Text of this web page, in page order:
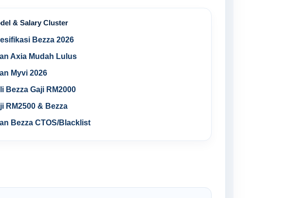
& Salary Cluster
Bezza 2026
Axia Mudah Lulus
Myvi 2026
Bezza Gaji RM2000
RM2500 & Bezza
Bezza CTOS/Blacklist